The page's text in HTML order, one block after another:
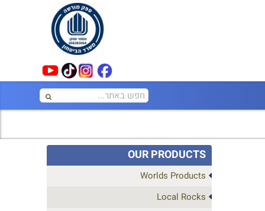
OUR PRODUCTS
Worlds Products
Local Rocks